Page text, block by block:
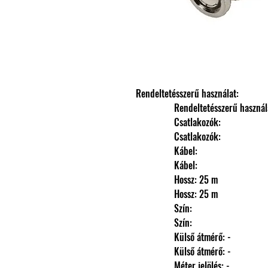
Rendeltetésszerű használat:
Rendeltetésszerű
                Csatlakozók:
                Csatlakozók:
                Kábel:
                Kábel:
                Hossz: 25 m
                Hossz: 25 m
                Szín:
                Szín:
                Külső átmérő: -
                Külső átmérő: -